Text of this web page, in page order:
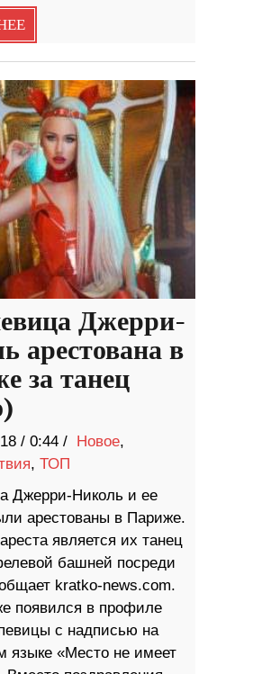
Джерри-
арестована в
за танец
/ 0:44 / Новое,
, ТОП
Джерри-Николь и ее
арестованы в Париже.
является их танец
башней посреди
kratko-news.com.
появился в профиле
с надписью на
языке «Место не имеет